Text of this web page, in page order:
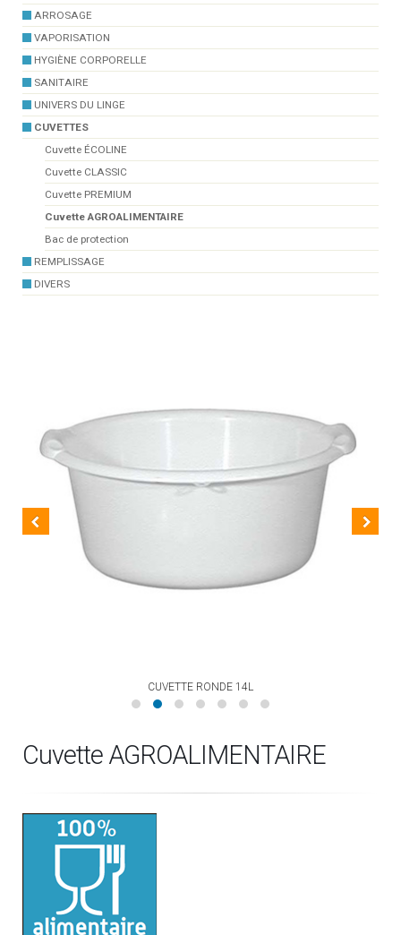
ARROSAGE
VAPORISATION
HYGIÈNE CORPORELLE
SANITAIRE
UNIVERS DU LINGE
CUVETTES
Cuvette ÉCOLINE
Cuvette CLASSIC
Cuvette PREMIUM
Cuvette AGROALIMENTAIRE
Bac de protection
REMPLISSAGE
DIVERS
CUVETTE RONDE 14L
Cuvette AGROALIMENTAIRE